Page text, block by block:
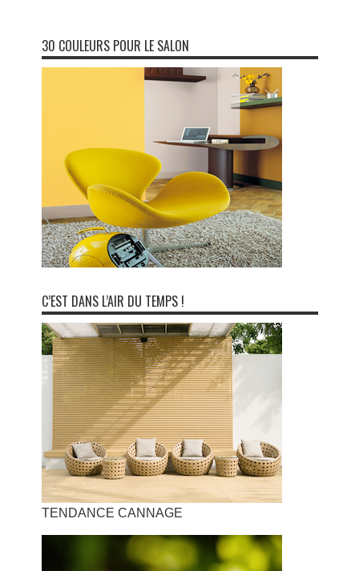
30 COULEURS POUR LE SALON
C’EST DANS L’AIR DU TEMPS !
TENDANCE CANNAGE